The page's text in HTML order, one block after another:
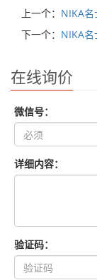
上一个： NIKA
下一个： NIKA
在线询价
微信号：
详细内容：
验证码：